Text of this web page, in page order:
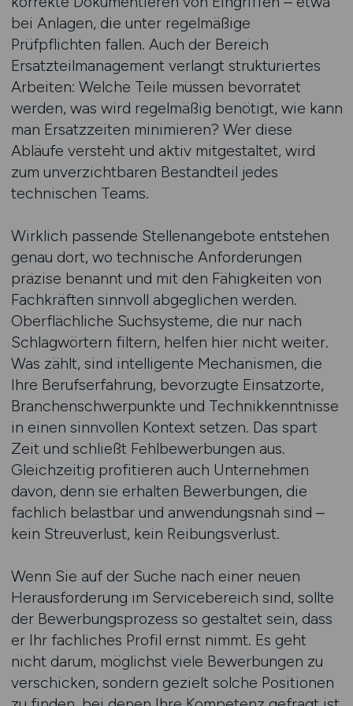
bei Anlagen, die unter regelmäßige
Prüfpflichten fallen. Auch der Bereich
Ersatzteilmanagement verlangt strukturiertes
Arbeiten: Welche Teile müssen bevorratet
werden, was wird regelmäßig benötigt, wie kann
man Ersatzzeiten minimieren? Wer diese
Abläufe versteht und aktiv mitgestaltet, wird
zum unverzichtbaren Bestandteil jedes
technischen Teams.
Wirklich passende Stellenangebote entstehen
genau dort, wo technische Anforderungen
präzise benannt und mit den Fähigkeiten von
Fachkräften sinnvoll abgeglichen werden.
Oberflächliche Suchsysteme, die nur nach
Schlagwörtern filtern, helfen hier nicht weiter.
Was zählt, sind intelligente Mechanismen, die
Ihre Berufserfahrung, bevorzugte Einsatzorte,
Branchenschwerpunkte und Technikkenntnisse
in einen sinnvollen Kontext setzen. Das spart
Zeit und schließt Fehlbewerbungen aus.
Gleichzeitig profitieren auch Unternehmen
davon, denn sie erhalten Bewerbungen, die
fachlich belastbar und anwendungsnah sind –
kein Streuverlust, kein Reibungsverlust.
Wenn Sie auf der Suche nach einer neuen
Herausforderung im Servicebereich sind, sollte
der Bewerbungsprozess so gestaltet sein, dass
er Ihr fachliches Profil ernst nimmt. Es geht
nicht darum, möglichst viele Bewerbungen zu
verschicken, sondern gezielt solche Positionen